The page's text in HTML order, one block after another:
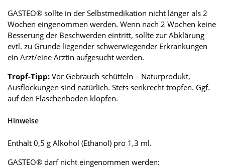
GASTEO® sollte in der Selbstmedikation nicht länger als 2
Wochen eingenommen werden. Wenn nach 2 Wochen keine
Besserung der Beschwerden eintritt, sollte zur Abklärung
evtl. zu Grunde liegender schwerwiegender Erkrankungen
ein Arzt/eine Ärztin aufgesucht werden.
Tropf-Tipp: Vor Gebrauch schütteln – Naturprodukt,
Ausflockungen sind natürlich. Stets senkrecht tropfen. Ggf.
auf den Flaschenboden klopfen.
Hinweise
Enthält 0,5 g Alkohol (Ethanol) pro 1,3 ml.
GASTEO® darf nicht eingenommen werden: